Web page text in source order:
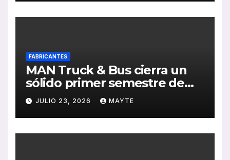
FABRICANTES
MAN Truck & Bus cierra un
sólido primer semestre de
2026 con crecimiento en
ventas, pedidos y
rentabilidad
JULIO 23, 2026 MAYTE